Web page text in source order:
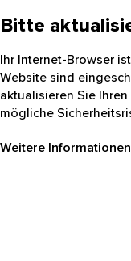
Bitte
Ihr Internet-Browser
Website sind
aktualisieren Sie
mögliche
Weitere Informationen